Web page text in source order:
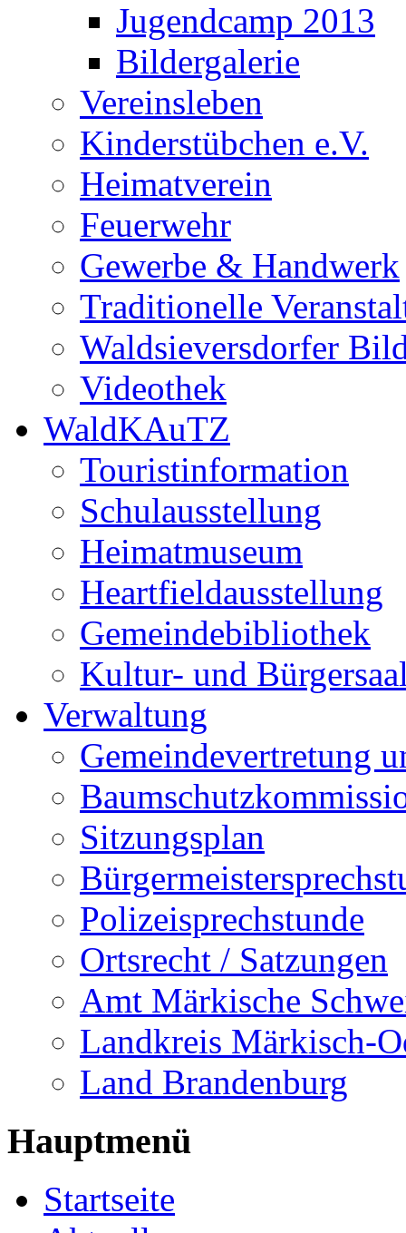
Jugendcamp 2013
Bildergalerie
Vereinsleben
Kinderstübchen e.V.
Heimatverein
Feuerwehr
Gewerbe & Handwerk
Traditionelle
Waldsieversdorfer
Videothek
WaldKAuTZ
Touristinformation
Schulausstellung
Heimatmuseum
Heartfieldausstellung
Gemeindebibliothek
Kultur- und
Verwaltung
Gemeindevertretung
Sitzungsplan
Polizeisprechstunde
Ortsrecht / Satzungen
Amt Märkische
Landkreis Märkisch-
Land Brandenburg
Hauptmenü
Startseite